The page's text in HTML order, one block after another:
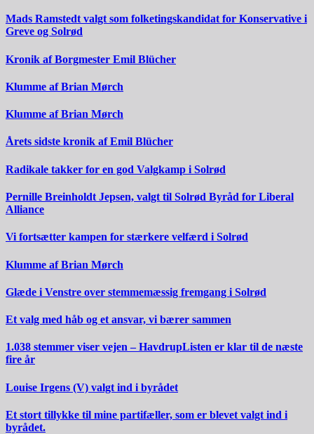
Mads Ramstedt valgt som folketingskandidat for Konservative i
Greve og Solrød
Kronik af Borgmester Emil Blücher
Klumme af Brian Mørch
Klumme af Brian Mørch
Årets sidste kronik af Emil Blücher
Radikale takker for en god Valgkamp i Solrød
Pernille Breinholdt Jepsen, valgt til Solrød Byråd for Liberal
Alliance
Vi fortsætter kampen for stærkere velfærd i Solrød
Klumme af Brian Mørch
Glæde i Venstre over stemmemæssig fremgang i Solrød
Et valg med håb og et ansvar, vi bærer sammen
1.038 stemmer viser vejen – HavdrupListen er klar til de næste
fire år
Louise Irgens (V) valgt ind i byrådet
Et stort tillykke til mine partifæller, som er blevet valgt ind i
byrådet.